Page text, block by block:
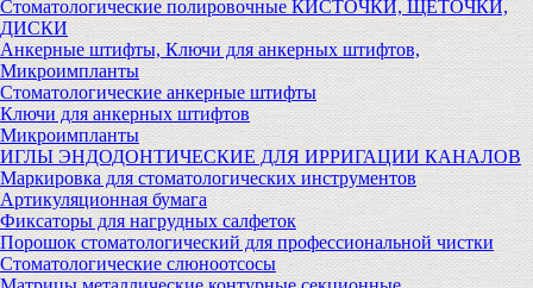
Стоматологические полировочные КИСТОЧКИ, ЩЕТОЧКИ,
ДИСКИ
Анкерные штифты, Ключи для анкерных штифтов,
Микроимпланты
Стоматологические анкерные штифты
Ключи для анкерных штифтов
Микроимпланты
ИГЛЫ ЭНДОДОНТИЧЕСКИЕ ДЛЯ ИРРИГАЦИИ КАНАЛОВ
Маркировка для стоматологических инструментов
Артикуляционная бумага
Фиксаторы для нагрудных салфеток
Порошок стоматологический для профессиональной чистки
Стоматологические слюноотсосы